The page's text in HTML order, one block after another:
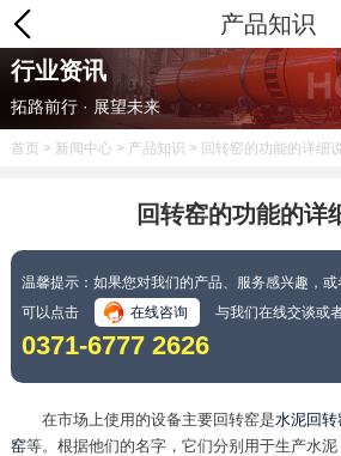
产品知识
行业资讯
拓路前行 · 展望未来
首页 > 新闻中心> 产品知识 > 回转窑的功能的详细
回转窑的功能的详
温馨提示：如果您对我们的产品、服务感兴趣，
可以点击
在线咨询 与我们在线交谈或
0371-6777 2626
在市场上使用的设备主要回转窑是水泥回转
窑等。根据他们的名字，它们分别用于生产水泥